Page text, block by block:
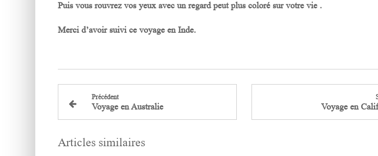
Puis vous rouvrez vos yeux avec un regard peut plus coloré sur votre vie .
Merci d’avoir suivi ce voyage en Inde.
Précédent
Voyage en Australie Voyage en
Articles similaires